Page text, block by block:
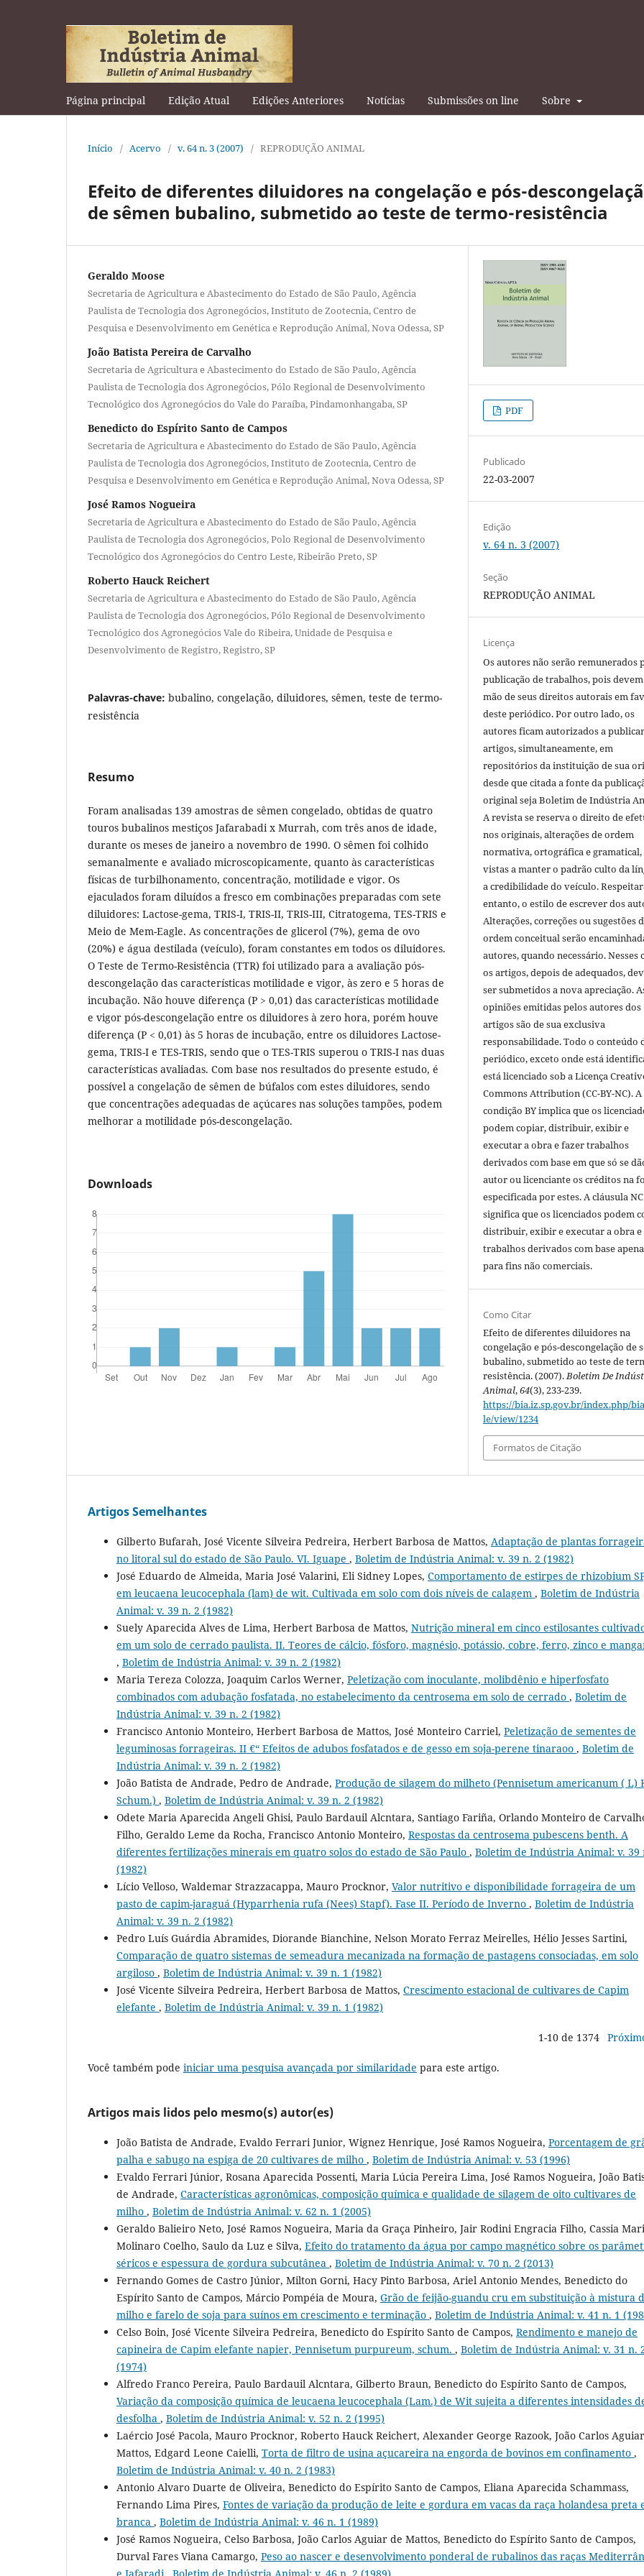
Página principal Edição Atual Edições Anteriores Notícias Submissões on line Sobre
Início / Acervo / v. 64 n. 3 (2007) / REPRODUÇÃO ANIMAL
Efeito de diferentes diluidores na congelação e pós-
de sêmen bubalino, submetido ao teste de termo-resistência
Geraldo Moose
Secretaria de Agricultura e Abastecimento do Estado de São Paulo, Agência
Paulista de Tecnologia dos Agronegócios, Instituto de Zootecnia, Centro de
Pesquisa e Desenvolvimento em Genética e Reprodução Animal, Nova Odessa, SP
João Batista Pereira de Carvalho
Secretaria de Agricultura e Abastecimento do Estado de São Paulo, Agência
Paulista de Tecnologia dos Agronegócios, Pólo Regional de Desenvolvimento
Tecnológico dos Agronegócios do Vale do Paraíba, Pindamonhangaba, SP
Benedicto do Espírito Santo de Campos
Secretaria de Agricultura e Abastecimento do Estado de São Paulo, Agência
Paulista de Tecnologia dos Agronegócios, Instituto de Zootecnia, Centro de
Pesquisa e Desenvolvimento em Genética e Reprodução Animal, Nova Odessa, SP
José Ramos Nogueira
Secretaria de Agricultura e Abastecimento do Estado de São Paulo, Agência
Paulista de Tecnologia dos Agronegócios, Polo Regional de Desenvolvimento
Tecnológico dos Agronegócios do Centro Leste, Ribeirão Preto, SP
Roberto Hauck Reichert
Secretaria de Agricultura e Abastecimento do Estado de São Paulo, Agência
Paulista de Tecnologia dos Agronegócios, Pólo Regional de Desenvolvimento
Tecnológico dos Agronegócios Vale do Ribeira, Unidade de Pesquisa e
Desenvolvimento de Registro, Registro, SP
Palavras-chave: bubalino, congelação, diluidores, sêmen, teste de termo-
resistência
Resumo
Foram analisadas 139 amostras de sêmen congelado, obtidas de quatro
touros bubalinos mestiços Jafarabadi x Murrah, com três anos de idade,
durante os meses de janeiro a novembro de 1990. O sêmen foi colhido
semanalmente e avaliado microscopicamente, quanto às características
físicas de turbilhonamento, concentração, motilidade e vigor. Os
ejaculados foram diluídos a fresco em combinações preparadas com sete
diluidores: Lactose-gema, TRIS-I, TRIS-II, TRIS-III, Citratogema, TES-TRIS e
Meio de Mem-Eagle. As concentrações de glicerol (7%), gema de ovo
(20%) e água destilada (veículo), foram constantes em todos os diluidores.
O Teste de Termo-Resistência (TTR) foi utilizado para a avaliação pós-
descongelação das características motilidade e vigor, às zero e 5 horas de
incubação. Não houve diferença (P > 0,01) das características motilidade
e vigor pós-descongelação entre os diluidores à zero hora, porém houve
diferença (P < 0,01) às 5 horas de incubação, entre os diluidores Lactose-
gema, TRIS-I e TES-TRIS, sendo que o TES-TRIS superou o TRIS-I nas duas
características avaliadas. Com base nos resultados do presente estudo, é
possível a congelação de sêmen de búfalos com estes diluidores, sendo
que concentrações adequadas de açúcares nas soluções tampões, podem
melhorar a motilidade pós-descongelação.
Downloads
PDF
Publicado
22-03-2007
Edição
v. 64 n. 3 (2007)
Seção
REPRODUÇÃO ANIMAL
Licença
Os autores não serão remunerados
publicação de trabalhos, pois
mão de seus direitos autorais em
deste periódico. Por outro lado, os
autores ficam autorizados a
artigos, simultaneamente, em
repositórios da instituição de sua
desde que citada a fonte da
original seja Boletim de Indústria
A revista se reserva o direito de
nos originais, alterações de ordem
normativa, ortográfica e gramatical,
vistas a manter o padrão culto da
a credibilidade do veículo.
entanto, o estilo de escrever dos
Alterações, correções ou sugestões
ordem conceitual serão
autores, quando necessário. Nesses
os artigos, depois de adequados,
ser submetidos a nova apreciação.
opiniões emitidas pelos autores dos
artigos são de sua exclusiva
responsabilidade. Todo o conteúdo
periódico, exceto onde está
está licenciado sob a Licença
Commons Attribution (CC-BY-NC). A
condição BY implica que os
podem copiar, distribuir, exibir e
executar a obra e fazer trabalhos
derivados com base em que só se
autor ou licenciante os créditos na
especificada por estes. A cláusula NC
significa que os licenciados podem
distribuir, exibir e executar a obra
trabalhos derivados com base
para fins não comerciais.
Como Citar
Efeito de diferentes diluidores na
congelação e pós-descongelação de
bubalino, submetido ao teste de
resistência. (2007).Boletim De
Animal,64(3), 233-239.
https://bia.iz.sp.gov.br/index.php/
le/view/1234
Formatos de Citação
Artigos Semelhantes
Gilberto Bufarah, José Vicente Silveira Pedreira, Herbert Barbosa de Mattos, Adaptação de plantas
no litoral sul do estado de São Paulo. VI. Iguape , Boletim de Indústria Animal: v. 39 n. 2 (1982)
José Eduardo de Almeida, Maria José Valarini, Eli Sidney Lopes, Comportamento de estirpes de rhizobium
em leucaena leucocephala (lam) de wit. Cultivada em solo com dois níveis de calagem , Boletim de Indústria
Animal: v. 39 n. 2 (1982)
Suely Aparecida Alves de Lima, Herbert Barbosa de Mattos, Nutrição mineral em cinco estilosantes
em um solo de cerrado paulista. II. Teores de cálcio, fósforo, magnésio, potássio, cobre, ferro, zinco e
, Boletim de Indústria Animal: v. 39 n. 2 (1982)
Maria Tereza Colozza, Joaquim Carlos Werner, Peletização com inoculante, molibdênio e hiperfosfato
combinados com adubação fosfatada, no estabelecimento da centrosema em solo de cerrado , Boletim de
Indústria Animal: v. 39 n. 2 (1982)
Francisco Antonio Monteiro, Herbert Barbosa de Mattos, José Monteiro Carriel, Peletização de sementes de
leguminosas forrageiras. II €“ Efeitos de adubos fosfatados e de gesso em soja-perene tinaraoo , Boletim de
Indústria Animal: v. 39 n. 2 (1982)
João Batista de Andrade, Pedro de Andrade, Produção de silagem do milheto (Pennisetum americanum ( L)
Schum.) , Boletim de Indústria Animal: v. 39 n. 2 (1982)
Odete Maria Aparecida Angeli Ghisi, Paulo Bardauil Alcntara, Santiago Fariña, Orlando Monteiro de
Filho, Geraldo Leme da Rocha, Francisco Antonio Monteiro, Respostas da centrosema pubescens benth. A
diferentes fertilizações minerais em quatro solos do estado de São Paulo , Boletim de Indústria Animal: v. 39
(1982)
Lício Velloso, Waldemar Strazzacappa, Mauro Procknor, Valor nutritivo e disponibilidade forrageira de um
pasto de capim-jaraguá (Hyparrhenia rufa (Nees) Stapf). Fase II. Período de Inverno , Boletim de Indústria
Animal: v. 39 n. 2 (1982)
Pedro Luís Guárdia Abramides, Diorande Bianchine, Nelson Morato Ferraz Meirelles, Hélio Jesses Sartini,
Comparação de quatro sistemas de semeadura mecanizada na formação de pastagens consociadas, em solo
argiloso , Boletim de Indústria Animal: v. 39 n. 1 (1982)
José Vicente Silveira Pedreira, Herbert Barbosa de Mattos, Crescimento estacional de cultivares de Capim
elefante , Boletim de Indústria Animal: v. 39 n. 1 (1982)
1-10 de 1374
Você também pode iniciar uma pesquisa avançada por similaridade para este artigo.
Artigos mais lidos pelo mesmo(s) autor(es)
João Batista de Andrade, Evaldo Ferrari Junior, Wignez Henrique, José Ramos Nogueira, Porcentagem de
palha e sabugo na espiga de 20 cultivares de milho , Boletim de Indústria Animal: v. 53 (1996)
Evaldo Ferrari Júnior, Rosana Aparecida Possenti, Maria Lúcia Pereira Lima, José Ramos Nogueira, João
de Andrade, Características agronômicas, composição química e qualidade de silagem de oito cultivares de
milho , Boletim de Indústria Animal: v. 62 n. 1 (2005)
Geraldo Balieiro Neto, José Ramos Nogueira, Maria da Graça Pinheiro, Jair Rodini Engracia Filho, Cassia
Molinaro Coelho, Saulo da Luz e Silva, Efeito do tratamento da água por campo magnético sobre os
séricos e espessura de gordura subcutânea , Boletim de Indústria Animal: v. 70 n. 2 (2013)
Fernando Gomes de Castro Júnior, Milton Gorni, Hacy Pinto Barbosa, Ariel Antonio Mendes, Benedicto do
Espírito Santo de Campos, Márcio Pompéia de Moura, Grão de feijão-guandu cru em substituição à mistura
milho e farelo de soja para suínos em crescimento e terminação , Boletim de Indústria Animal: v. 41 n. 1
Celso Boin, José Vicente Silveira Pedreira, Benedicto do Espírito Santo de Campos, Rendimento e manejo de
capineira de Capim elefante napier, Pennisetum purpureum, schum. , Boletim de Indústria Animal: v. 31 n.
(1974)
Alfredo Franco Pereira, Paulo Bardauil Alcntara, Gilberto Braun, Benedicto do Espírito Santo de Campos,
Variação da composição química de leucaena leucocephala (Lam.) de Wit sujeita a diferentes intensidades
desfolha , Boletim de Indústria Animal: v. 52 n. 2 (1995)
Laércio José Pacola, Mauro Procknor, Roberto Hauck Reichert, Alexander George Razook, João Carlos
Mattos, Edgard Leone Caielli, Torta de filtro de usina açucareira na engorda de bovinos em confinamento ,
Boletim de Indústria Animal: v. 40 n. 2 (1983)
Antonio Alvaro Duarte de Oliveira, Benedicto do Espírito Santo de Campos, Eliana Aparecida Schammass,
Fernando Lima Pires, Fontes de variação da produção de leite e gordura em vacas da raça holandesa preta
branca , Boletim de Indústria Animal: v. 46 n. 1 (1989)
José Ramos Nogueira, Celso Barbosa, João Carlos Aguiar de Mattos, Benedicto do Espírito Santo de Campos,
Durval Fares Viana Camargo, Peso ao nascer e desenvolvimento ponderal de rubalinos das raças
e Jafaradi
Boletim de Indústria Animal: v. 46 n. 2 (1989)